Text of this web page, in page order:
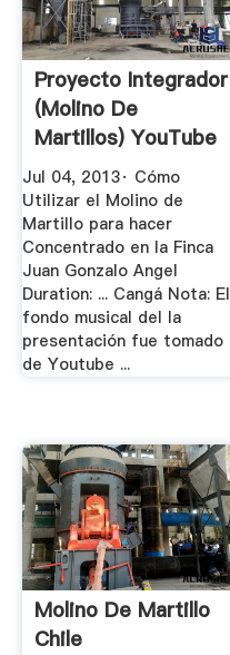
Proyecto Integrador
(Molino De
Martillos) YouTube
Jul 04, 2013· Cómo
Utilizar el Molino de
Martillo para hacer
Concentrado en la Finca
Juan Gonzalo Angel
Duration: ... Cangá Nota: El
fondo musical del la
presentación fue tomado
de Youtube ...
Molino De Martillo
Chile